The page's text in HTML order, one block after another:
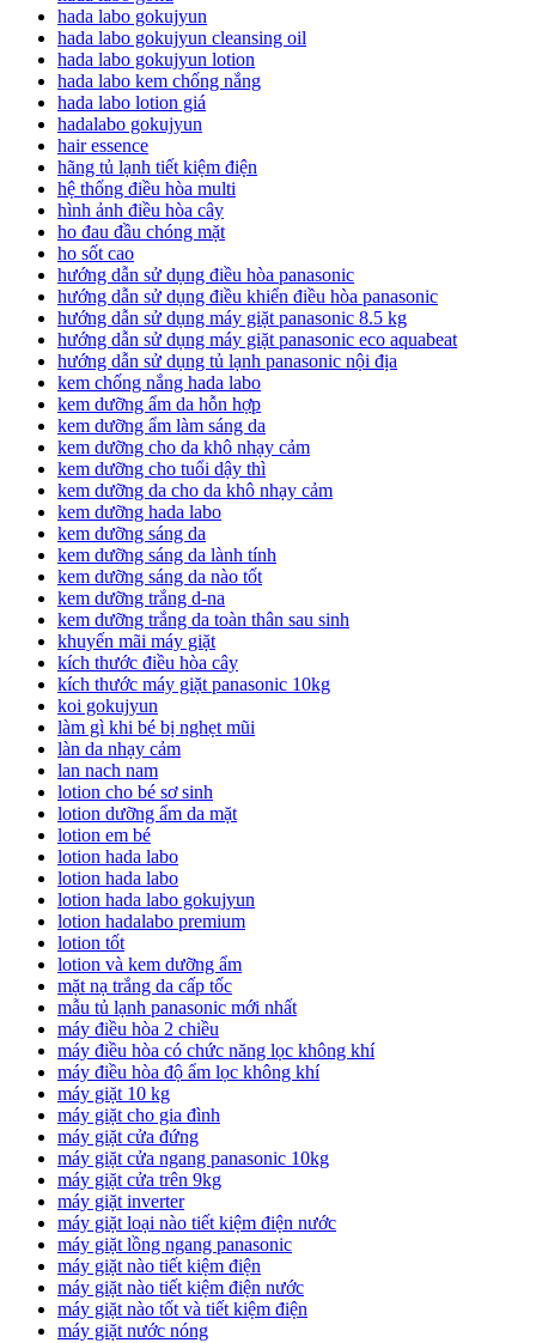
hada labo gokujyun
hada labo gokujyun cleansing oil
hada labo gokujyun lotion
hada labo kem chống nắng
hada labo lotion giá
hadalabo gokujyun
hair essence
hãng tủ lạnh tiết kiệm điện
hệ thống điều hòa multi
hình ảnh điều hòa cây
ho đau đầu chóng mặt
ho sốt cao
hướng dẫn sử dụng điều hòa panasonic
hướng dẫn sử dụng điều khiển điều hòa panasonic
hướng dẫn sử dụng máy giặt panasonic 8.5 kg
hướng dẫn sử dụng máy giặt panasonic eco aquabeat
hướng dẫn sử dụng tủ lạnh panasonic nội địa
kem chống nắng hada labo
kem dưỡng ẩm da hỗn hợp
kem dưỡng ẩm làm sáng da
kem dưỡng cho da khô nhạy cảm
kem dưỡng cho tuổi dậy thì
kem dưỡng da cho da khô nhạy cảm
kem dưỡng hada labo
kem dưỡng sáng da
kem dưỡng sáng da lành tính
kem dưỡng sáng da nào tốt
kem dưỡng trắng d-na
kem dưỡng trắng da toàn thân sau sinh
khuyến mãi máy giặt
kích thước điều hòa cây
kích thước máy giặt panasonic 10kg
koi gokujyun
làm gì khi bé bị nghẹt mũi
làn da nhạy cảm
lan nach nam
lotion cho bé sơ sinh
lotion dưỡng ẩm da mặt
lotion em bé
lotion hada labo
lotion hada labo
lotion hada labo gokujyun
lotion hadalabo premium
lotion tốt
lotion và kem dưỡng ẩm
mặt nạ trắng da cấp tốc
mẫu tủ lạnh panasonic mới nhất
máy điều hòa 2 chiều
máy điều hòa có chức năng lọc không khí
máy điều hòa độ ẩm lọc không khí
máy giặt 10 kg
máy giặt cho gia đình
máy giặt cửa đứng
máy giặt cửa ngang panasonic 10kg
máy giặt cửa trên 9kg
máy giặt inverter
máy giặt loại nào tiết kiệm điện nước
máy giặt lồng ngang panasonic
máy giặt nào tiết kiệm điện
máy giặt nào tiết kiệm điện nước
máy giặt nào tốt và tiết kiệm điện
máy giặt nước nóng